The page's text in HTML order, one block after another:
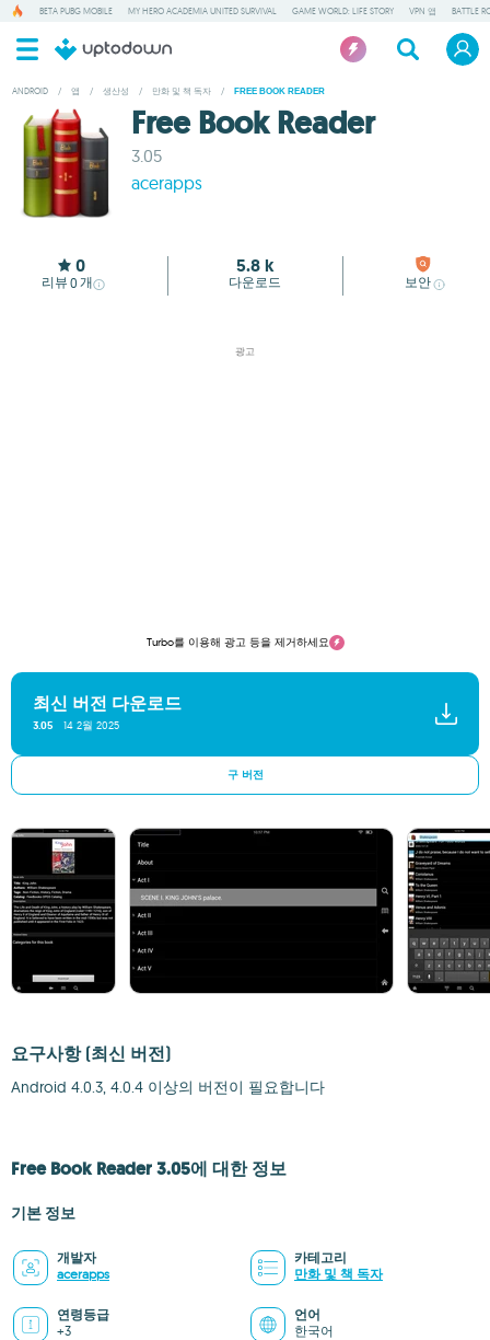
BETA PUBG MOBILE MY HERO ACADEMIA UNITED SURVIVAL GAME WORLD: LIFE STORY VPN 앱 BATTLE
ANDROID / 앱 / 생산성 / 만화 및 책 독자 / FREE BOOK READER
Free Book Reader
3.05
acerapps
0
리뷰 0 개
5.8 k
다운로드 보안
광고
Turbo를 이용해 광고 등을 제거하세요
최신 버전 다운로드
3.05 14 2월 2025
구 버전
요구사항 (최신 버전)
Android 4.0.3, 4.0.4 이상의 버전이 필요합니다
Free Book Reader 3.05에 대한 정보
기본 정보
개발자
acerapps
카테고리
만화 및 책 독자
연령등급
+3
언어
한국어